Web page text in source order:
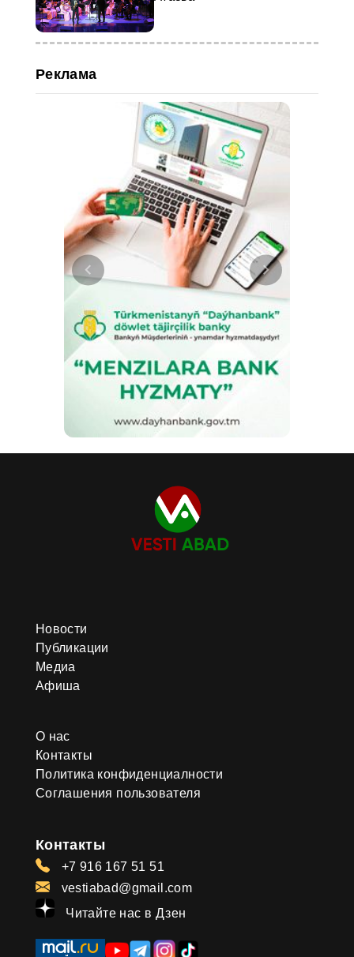
Реклама
Новости
Публикации
Медиа
Афиша
О нас
Контакты
Политика конфиденциалности
Соглашения пользователя
Контакты
+7 916 167 51 51
vestiabad@gmail.com
Читайте нас в Дзен